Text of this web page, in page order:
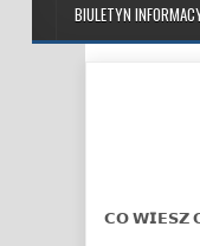
BIULETYN
𝗖𝗢 𝗪𝗜𝗘𝗦𝗭